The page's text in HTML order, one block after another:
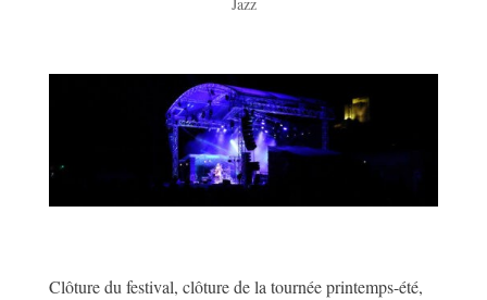
Jazz
Clôture du festival, clôture de la tournée printemps-été,